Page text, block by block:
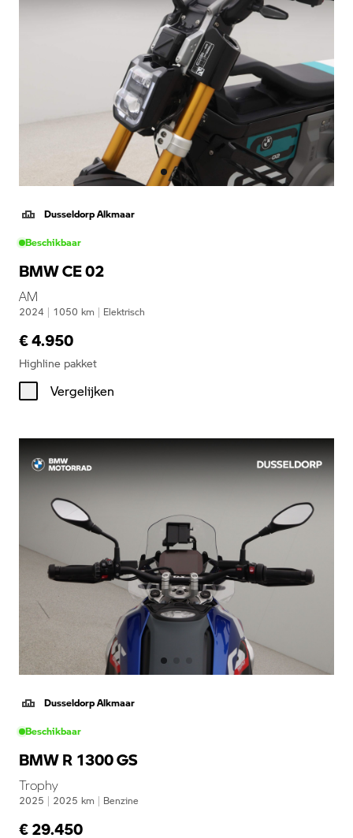
Dusseldorp Alkmaar
Beschikbaar
BMW CE 02
AM
2024 | 1050 km | Elektrisch
€ 4.950
Highline pakket
Vergelijken
Dusseldorp Alkmaar
Beschikbaar
BMW R 1300 GS
Trophy
2025 | 2025 km | Benzine
€ 29.450